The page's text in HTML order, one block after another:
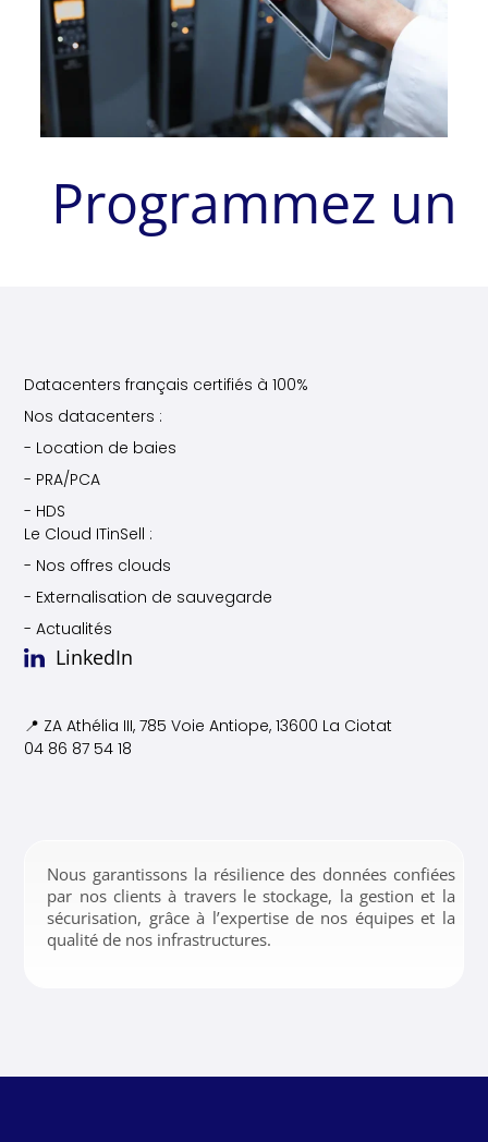
Programmez
Datacenters français certifiés à 100%
Nos datacenters :
- Location de baies
- PRA/PCA
- HDS
Le Cloud ITinSell :
- Nos offres clouds
- Externalisation de sauvegarde
- Actualités
LinkedIn
📍 ZA Athélia III, 785 Voie Antiope, 13600 La Ciotat
04 86 87 54 18
Nous garantissons la résilience des données confiées
par nos clients à travers le stockage, la gestion et la
sécurisation, grâce à l’expertise de nos équipes et la
qualité de nos infrastructures.